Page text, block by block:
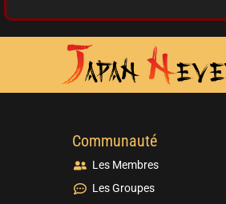
Communauté
Les Membres
Les Groupes